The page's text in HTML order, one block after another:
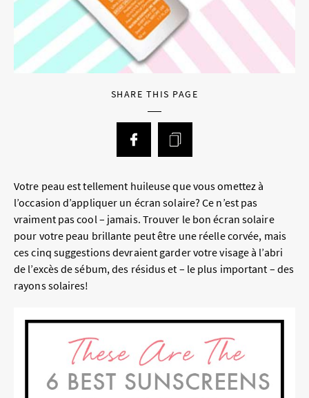
SHARE THIS PAGE
Votre peau est tellement huileuse que vous omettez à
l’occasion d’appliquer un écran solaire? Ce n’est pas
vraiment pas cool – jamais. Trouver le bon écran solaire
pour votre peau brillante peut être une réelle corvée, mais
ces cinq suggestions devraient garder votre visage à l’abri
de l’excès de sébum, des résidus et – le plus important – des
rayons solaires!